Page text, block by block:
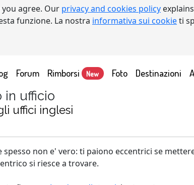
agree. Our privacy and cookies policy
funzione. La nostra informativa sui cookieti
Forum Rimborsi New Foto Destinazioni
in ufficio
uffici inglesi
spesso non e' vero: ti paiono eccentrici se
si riesce a trovare.